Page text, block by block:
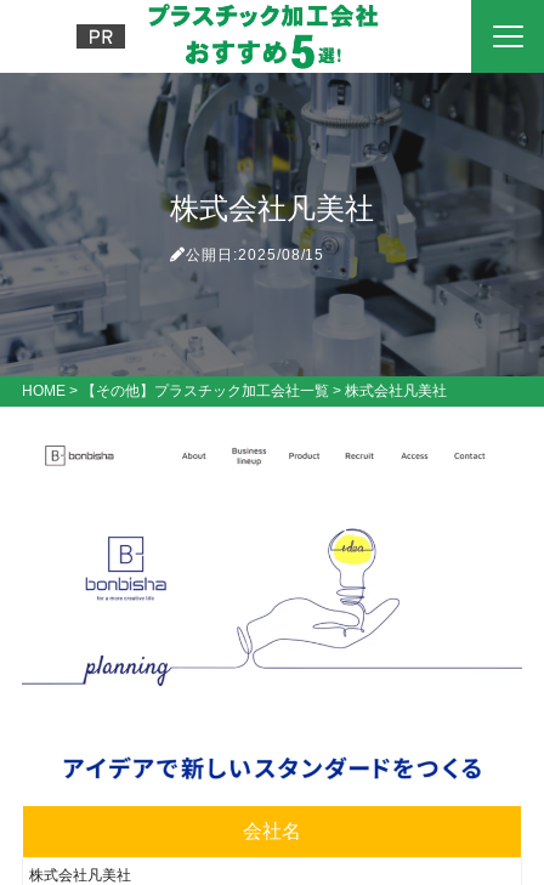
株式会社凡美社
公開日:2025/08/15
HOME> 【その他】プラスチック加工会社一覧> 株式会社凡美社
会社名
株式会社凡美社